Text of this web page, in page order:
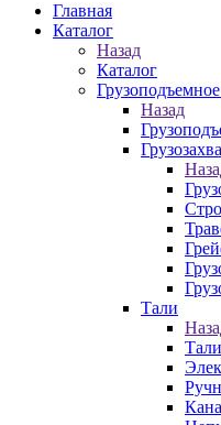
Главная
Каталог
Назад
Каталог
Назад
Тали
Тали